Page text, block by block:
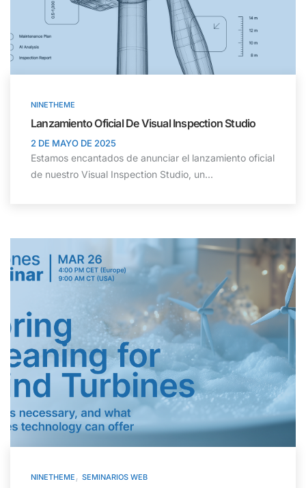
NINETHEME
Lanzamiento Oficial De Visual Inspection Studio
2 DE MAYO DE 2025
Estamos encantados de anunciar el lanzamiento oficial
de nuestro Visual Inspection Studio, un...
NINETHEME , SEMINARIOS WEB